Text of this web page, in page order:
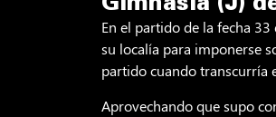
Gimnasia (J)
En el partido de la fecha
su localía para imponerse
partido cuando
Aprovechando que supo